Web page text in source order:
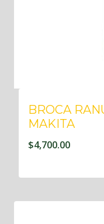
BROCA
MAKITA
$4,700.00